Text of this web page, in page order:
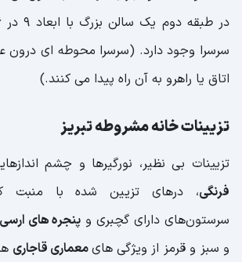
سرسرا وجود دارد. (سرسرا محوطه ای
اتاق یا راهرو به آن راه پیدا می کنند.)
تزیینات خانه مشروطه تبریز
تزیینات بی نظیر، نورگیرها و چشم
فرنگی، درهای تزیین شده با منبت
سرستون‌های دارای گچبری و پنجره های ارسی
و سبز و قرمز از ویژگی هایمعماری قاجاری